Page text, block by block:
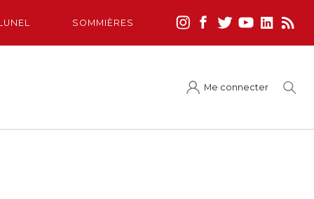
SOMMIÈRES
Me connecter